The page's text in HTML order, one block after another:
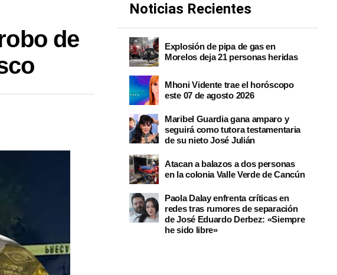
de
Noticias Recientes
Explosión de pipa de gas en
Morelos deja 21 personas heridas
Mhoni Vidente trae el horóscopo
este 07 de agosto 2026
Maribel Guardia gana amparo y
seguirá como tutora testamentaria
de su nieto José Julián
Atacan a balazos a dos personas
en la colonia Valle Verde de Cancún
Paola Dalay enfrenta críticas en
redes tras rumores de separación
de José Eduardo Derbez: «Siempre
he sido libre»